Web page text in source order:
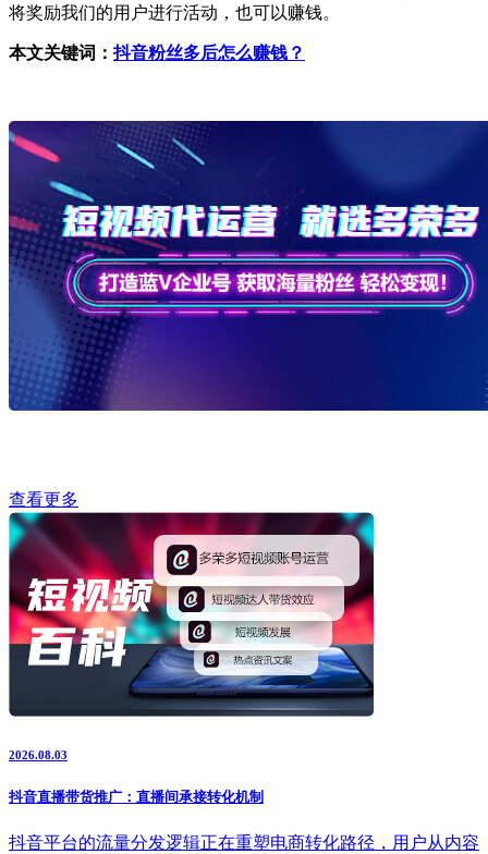
将奖励我们的用户进行活动，也可以赚钱。
本文关键词：抖音粉丝多后怎么赚钱？
查看更多
2026.08.03
抖音直播带货推广：直播间承接转化机制
抖音平台的流量分发逻辑正在重塑电商转化路径，用户从内容